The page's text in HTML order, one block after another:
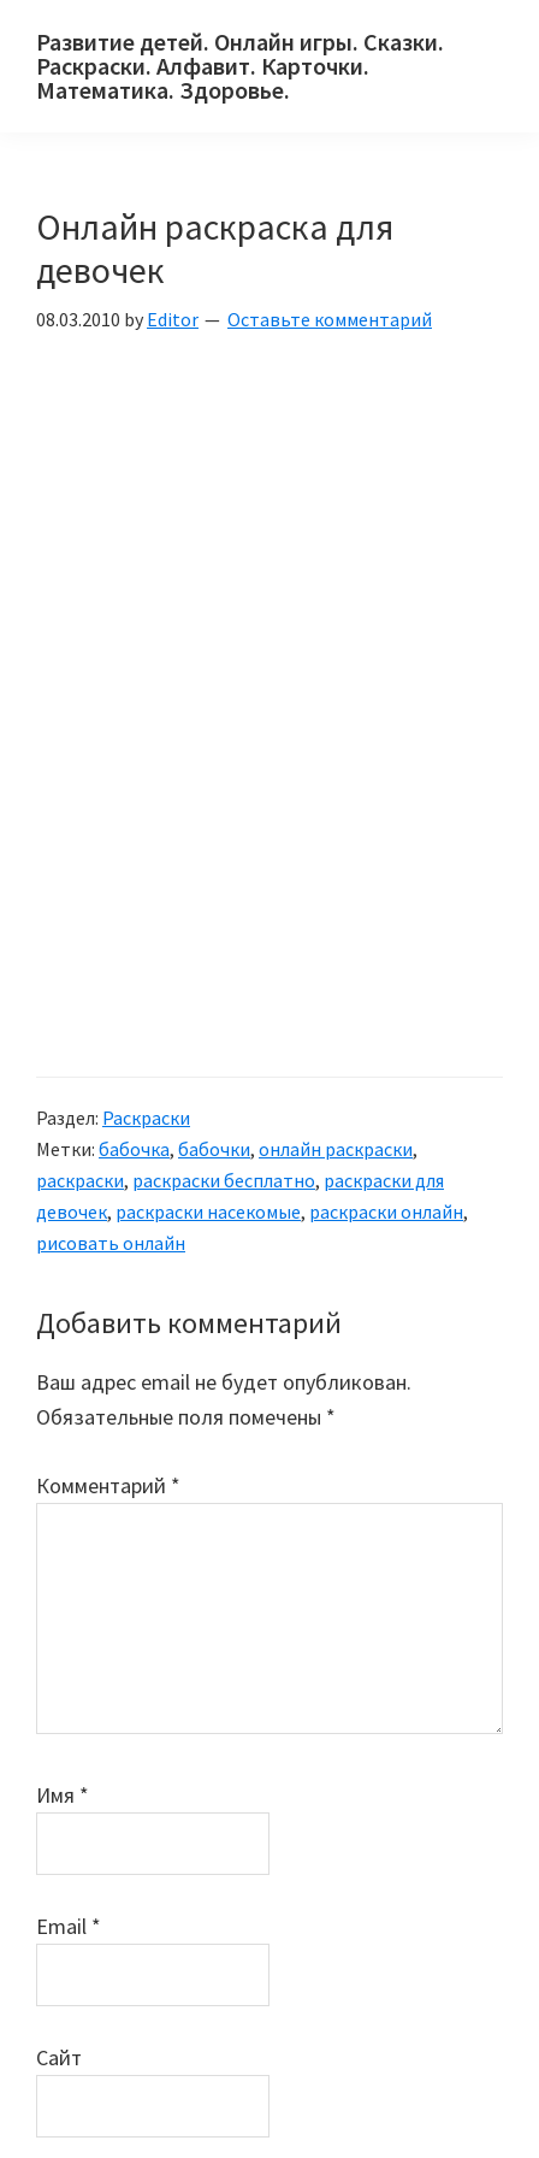
primary
main
primary
Развитие детей. Онлайн игры. Сказки.
Раскраски. Алфавит. Карточки.
Математика. Здоровье.
и
их
родителей.
Онлайн раскраска для
девочек
08.03.2010 by Editor Оставьте комментарий
Раздел: Раскраски
Метки: бабочка, бабочки, онлайн раскраски,
раскраски, раскраски бесплатно, раскраски для
девочек, раскраски насекомые, раскраски онлайн,
рисовать онлайн
Reader
Interactions
Добавить комментарий
Ваш адрес email не будет опубликован.
Обязательные поля помечены *
Комментарий *
Имя *
Email *
Сайт